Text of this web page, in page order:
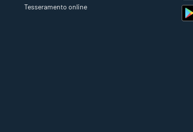
Tesseramento online